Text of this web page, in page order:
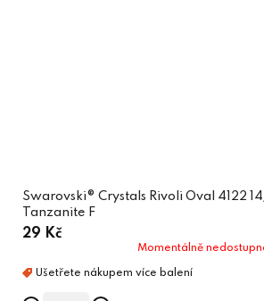
Swarovski® Crystals Rivoli Oval 4122
Tanzanite F
29 Kč
Momentálně